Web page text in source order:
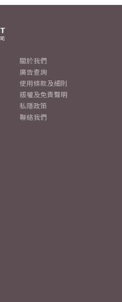
關於我們
廣告查詢
使用條款及細則
版權及免責聲明
私隱政策
聯絡我們